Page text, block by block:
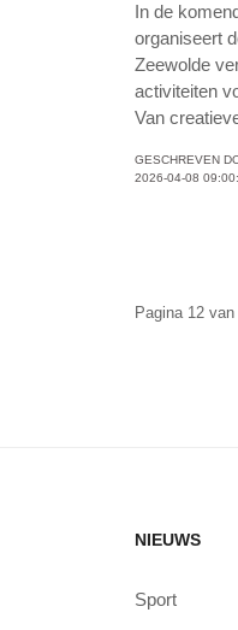
In de
organiseert
Zeewolde
activiteiten
Van
GESCHREVEN
2026-04-08
Pagina 12 van
NIEUWS
Sport